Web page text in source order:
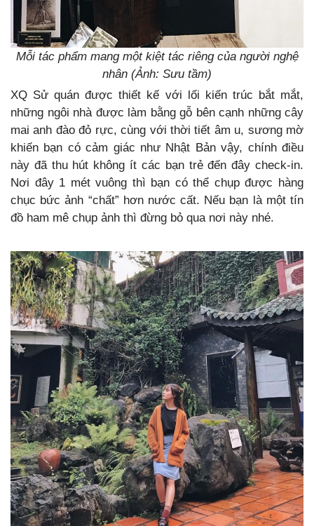
Mỗi tác phẩm mang một kiệt tác riêng của người nghệ
nhân (Ảnh: Sưu tầm)
XQ Sử quán được thiết kế với lối kiến trúc bắt mắt,
những ngôi nhà được làm bằng gỗ bên cạnh những cây
mai anh đào đỏ rực, cùng với thời tiết âm u, sương mờ
khiến bạn có cảm giác như Nhật Bản vậy, chính điều
này đã thu hút không ít các bạn trẻ đến đây check-in.
Nơi đây 1 mét vuông thì bạn có thể chụp được hàng
chục bức ảnh “chất” hơn nước cất. Nếu bạn là một tín
đồ ham mê chụp ảnh thì đừng bỏ qua nơi này nhé.